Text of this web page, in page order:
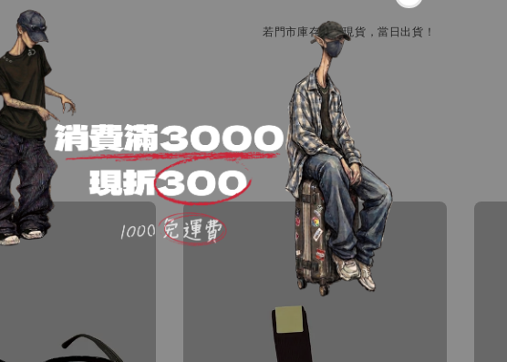
若門市庫存備有現貨，當日出貨！